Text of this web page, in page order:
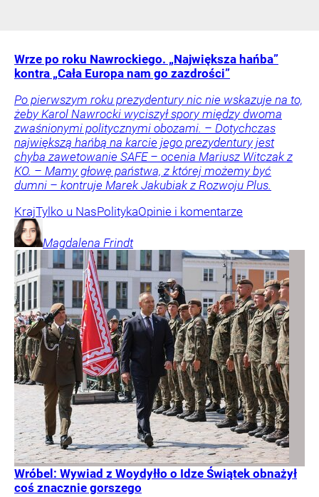
Wrze po roku Nawrockiego. „Największa hańba”
kontra „Cała Europa nam go zazdrości”
Po pierwszym roku prezydentury nic nie wskazuje na to,
żeby Karol Nawrocki wyciszył spory między dwoma
zwaśnionymi politycznymi obozami. – Dotychczas
największą hańbą na karcie jego prezydentury jest
chyba zawetowanie SAFE – ocenia Mariusz Witczak z
KO. – Mamy głowę państwa, z której możemy być
dumni – kontruje Marek Jakubiak z Rozwoju Plus.
KrajTylko u NasPolitykaOpinie i komentarze
Magdalena Frindt
Wróbel: Wywiad z Woydyłło o Idze Świątek obnażył
coś znacznie gorszego